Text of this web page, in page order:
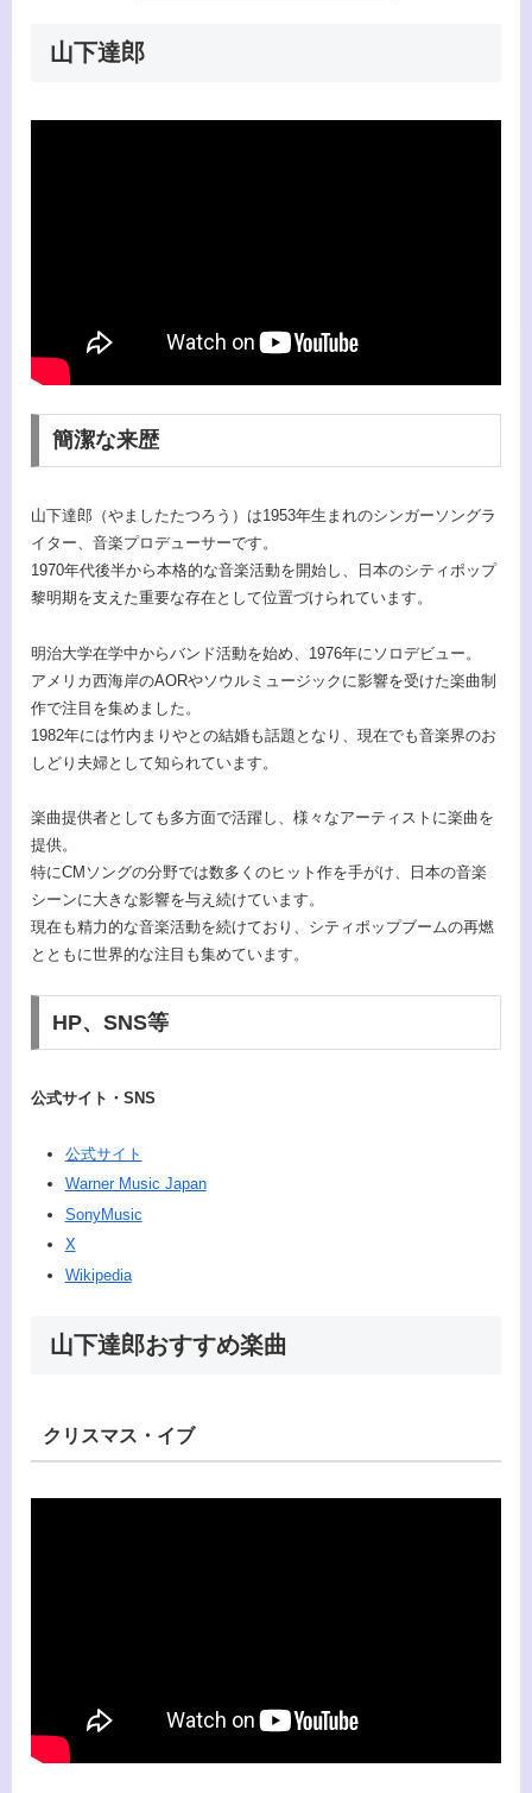
山下達郎
簡潔な来歴
山下達郎（やましたたつろう）は1953年生まれのシンガーソングラ
イター、音楽プロデューサーです。
1970年代後半から本格的な音楽活動を開始し、日本のシティポップ
黎明期を支えた重要な存在として位置づけられています。
明治大学在学中からバンド活動を始め、1976年にソロデビュー。
アメリカ西海岸のAORやソウルミュージックに影響を受けた楽曲制
作で注目を集めました。
1982年には竹内まりやとの結婚も話題となり、現在でも音楽界のお
しどり夫婦として知られています。
楽曲提供者としても多方面で活躍し、様々なアーティストに楽曲を
提供。
特にCMソングの分野では数多くのヒット作を手がけ、日本の音楽
シーンに大きな影響を与え続けています。
現在も精力的な音楽活動を続けており、シティポップブームの再燃
とともに世界的な注目も集めています。
HP、SNS等
公式サイト・SNS
公式サイト
Warner Music Japan
SonyMusic
X
Wikipedia
山下達郎おすすめ楽曲
クリスマス・イブ